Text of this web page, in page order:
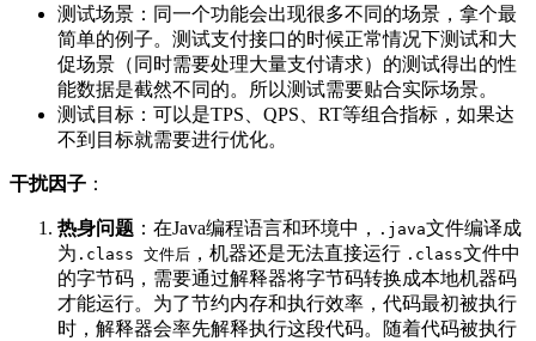
测试场景：同一个功能会出现很多不同的场景，拿个最
简单的例子。测试支付接口的时候正常情况下测试和大
促场景（同时需要处理大量支付请求）的测试得出的性
能数据是截然不同的。所以测试需要贴合实际场景。
测试目标：可以是TPS、QPS、RT等组合指标，如果达
不到目标就需要进行优化。
干扰因子 ：
热身问题 ：在Java编程语言和环境中， .java文件编译成
为 .class 文件后 ，机器还是无法直接运行 .class文件中
的字节码，需要通过解释器将字节码转换成本地机器码
才能运行。为了节约内存和执行效率，代码最初被执行
时，解释器会率先解释执行这段代码。随着代码被执行